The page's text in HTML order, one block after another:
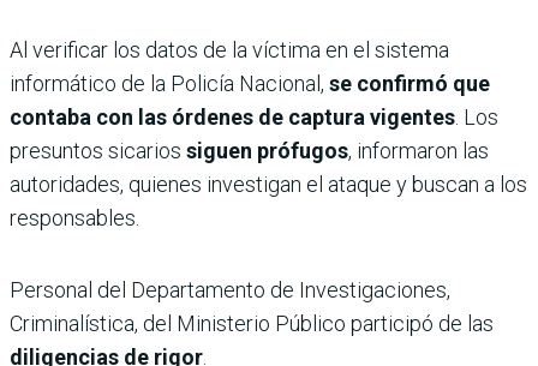
Al verificar los datos de la víctima en el sistema
informático de la Policía Nacional, se confirmó que
contaba con las órdenes de captura vigentes . Los
presuntos sicarios siguen prófugos, informaron las
autoridades, quienes investigan el ataque y buscan a los
responsables.
Personal del Departamento de Investigaciones,
Criminalística, del Ministerio Público participó de las
diligencias de rigor